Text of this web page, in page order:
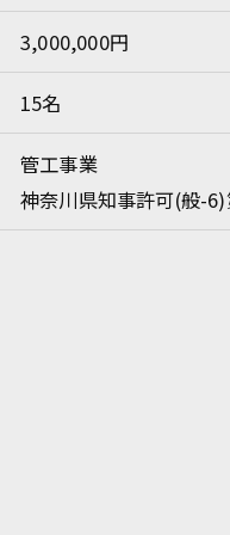
3,000,000円
15名
管工事業
神奈川県知事許可(般-